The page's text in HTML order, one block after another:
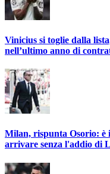
Vinicius si toglie dalla
nell’ultimo anno di
Milan, rispunta Osorio:
arrivare senza l'addio di